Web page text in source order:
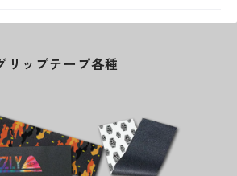
リップテープ各種